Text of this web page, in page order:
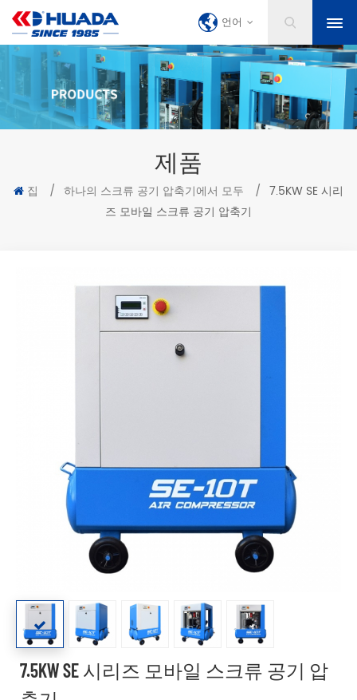
언어
제품
집 / 하나의 스크류 공기 압축기에서 모두 / 7.5KW SE 시리
즈 모바일 스크류 공기 압축기
7.5KW SE 시리즈 모바일 스크류 공기 압